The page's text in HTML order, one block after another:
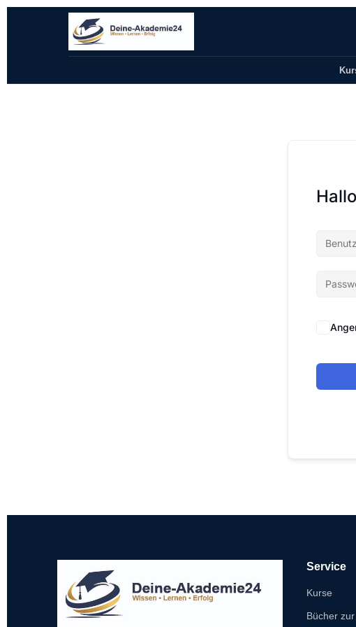
Service
Kurse
Bücher